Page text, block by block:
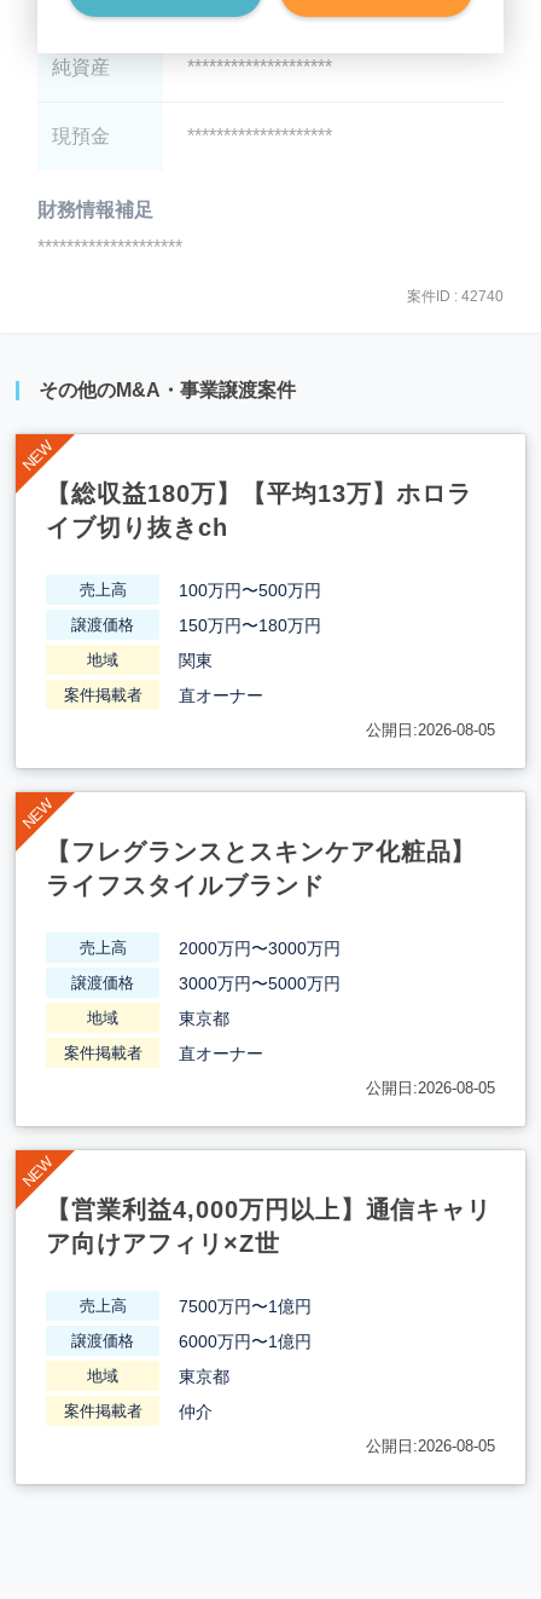
純資産 ********************
現預金 ********************
財務情報補足
********************
案件ID : 42740
その他のM&A・事業譲渡案件
【総収益180万】【平均13万】ホロラ
イブ切り抜きch
売上高 100万円〜500万円
譲渡価格 150万円〜180万円
地域 関東
案件掲載者 直オーナー
公開日:2026-08-05
【フレグランスとスキンケア化粧品】
ライフスタイルブランド
売上高 2000万円〜3000万円
譲渡価格 3000万円〜5000万円
地域 東京都
案件掲載者 直オーナー
公開日:2026-08-05
【営業利益4,000万円以上】通信キャリ
ア向けアフィリ×Z世
売上高 7500万円〜1億円
譲渡価格 6000万円〜1億円
地域 東京都
案件掲載者 仲介
公開日:2026-08-05